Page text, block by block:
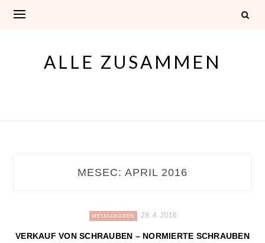
ALLE ZUSAMMEN
MESEC: APRIL 2016
METALLWAREN 29. 4. 2016
VERKAUF VON SCHRAUBEN – NORMIERTE SCHRAUBEN